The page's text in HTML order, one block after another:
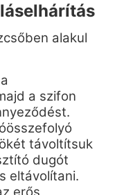
alakul
a szifon
távoltítsuk
dugót
eltávolítani.
erős